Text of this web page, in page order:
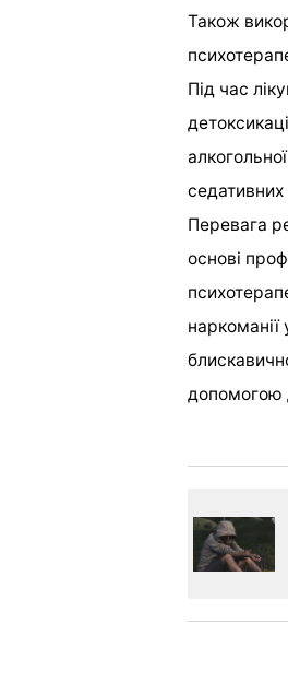
Також
Під час
Перевага
основі
допомогою